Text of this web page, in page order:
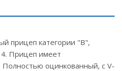
прицеп категории "В",
Прицеп имеет
оцинкованный, с V-